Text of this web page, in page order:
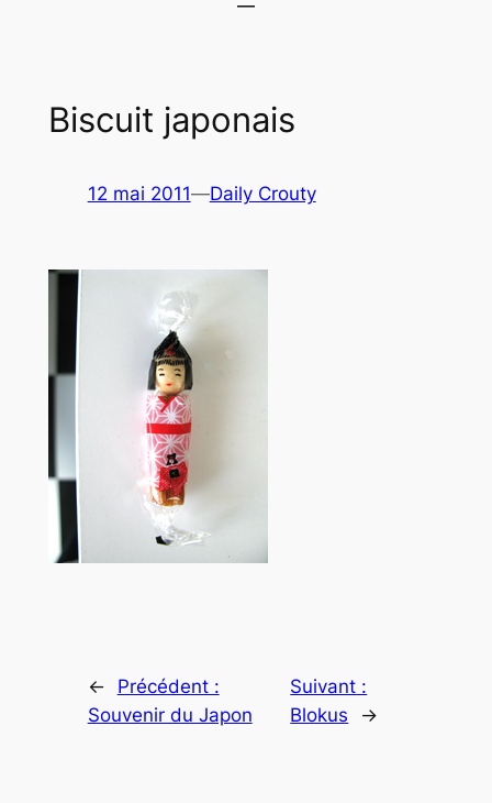
Biscuit japonais
12 mai 2011—Daily Crouty
←
Précédent :
Souvenir du Japon
Suivant :
Blokus
→